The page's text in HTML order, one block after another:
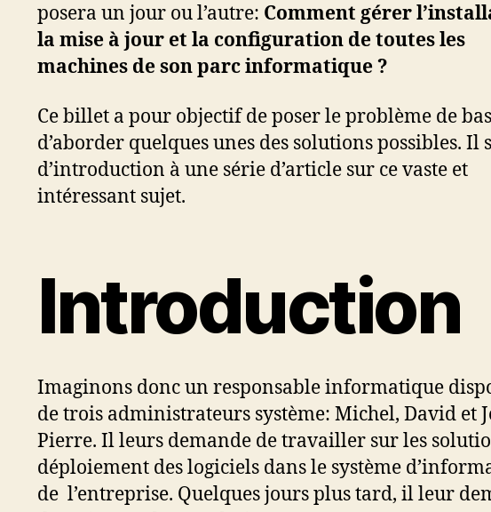
posera un jour ou l’autre: Comment gérer
la mise à jour et la configuration de toutes les
machines de son parc informatique ?
Ce billet a pour objectif de poser le problème de
d’aborder quelques unes des solutions possibles. Il
d’introduction à une série d’article sur ce vaste et
intéressant sujet.
Introduction
Imaginons donc un responsable informatique
de trois administrateurs système: Michel, David et
Pierre. Il leurs demande de travailler sur les
déploiement des logiciels dans le système
de l’entreprise. Quelques jours plus tard, il leur